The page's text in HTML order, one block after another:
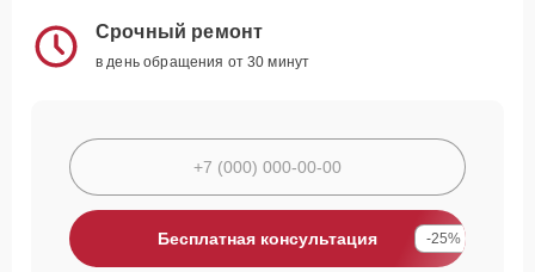
Срочный ремонт
в день обращения от 30 минут
Бесплатная консультация -25%